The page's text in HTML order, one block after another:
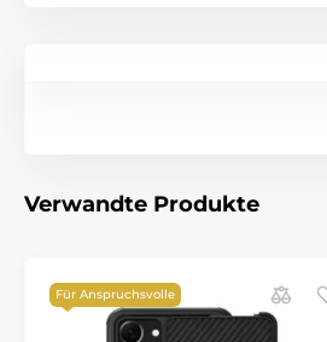
Verwandte Produkte
Für Anspruchsvolle